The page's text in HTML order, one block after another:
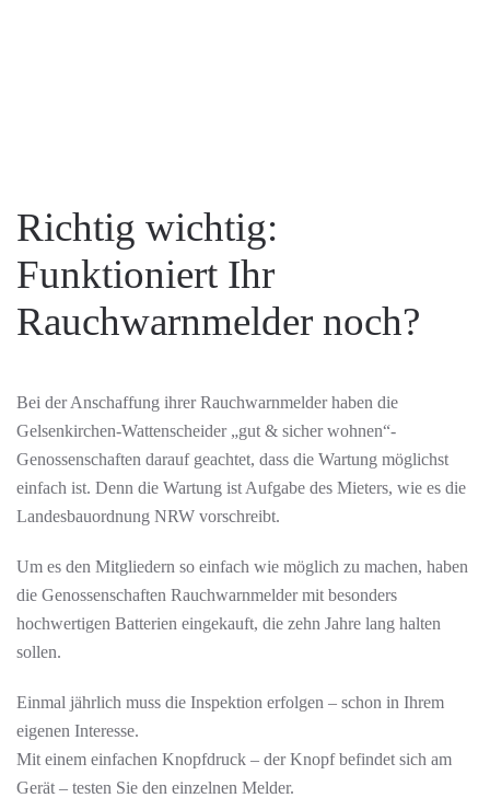
Richtig wichtig:
Funktioniert Ihr
Rauchwarnmelder noch?
Bei der Anschaffung ihrer Rauchwarnmelder haben die
Gelsenkirchen-Wattenscheider „gut & sicher wohnen“-
Genossenschaften darauf geachtet, dass die Wartung möglichst
einfach ist. Denn die Wartung ist Aufgabe des Mieters, wie es die
Landesbauordnung NRW vorschreibt.
Um es den Mitgliedern so einfach wie möglich zu machen, haben
die Genossenschaften Rauchwarnmelder mit besonders
hochwertigen Batterien eingekauft, die zehn Jahre lang halten
sollen.
Einmal jährlich muss die Inspektion erfolgen – schon in Ihrem
eigenen Interesse.
Mit einem einfachen Knopfdruck – der Knopf befindet sich am
Gerät – testen Sie den einzelnen Melder.